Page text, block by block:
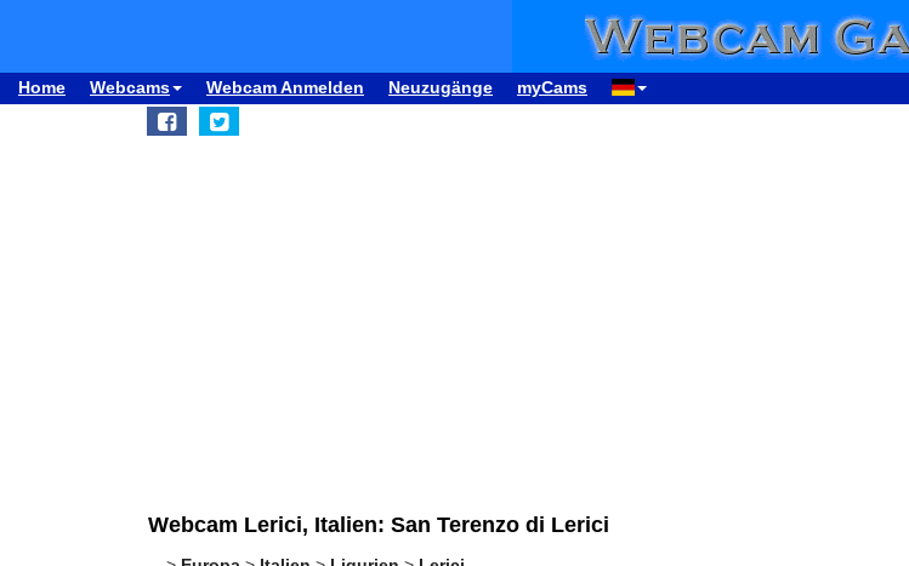
Home Webcams Webcam Anmelden Neuzugänge myCams
Webcam Lerici, Italien: San Terenzo di Lerici